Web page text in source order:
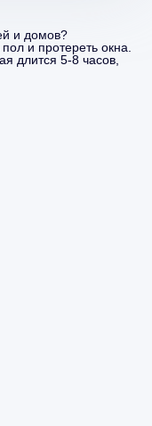
и домов?
и протереть окна.
длится 5-8 часов,